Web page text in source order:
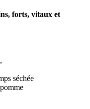
forts, vitaux et
séchée